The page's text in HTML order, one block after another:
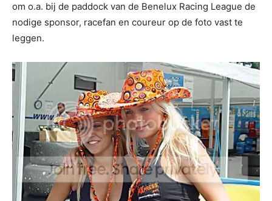
om o.a. bij de paddock van de Benelux Racing League de
nodige sponsor, racefan en coureur op de foto vast te
leggen.